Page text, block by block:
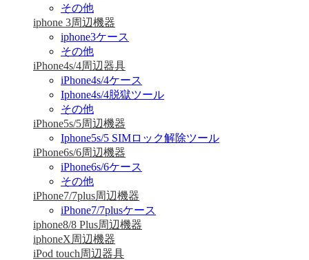
その他
iphone 3周辺機器
iphone3ケース
その他
iPhone4s/4周辺器具
iPhone4s/4ケース
Iphone4s/4脱獄ツール
その他
iPhone5s/5周辺機器
Iphone5s/5 SIMロック解除ツール
iPhone6s/6周辺機器
iPhone6s/6ケース
その他
iPhone7/7plus周辺機器
iPhone7/7plusケース
iphone8/8 Plus周辺機器
iphoneX周辺機器
iPod touch周辺器具